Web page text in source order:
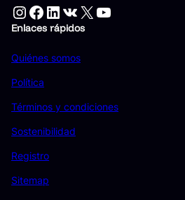
Instagram Facebook LinkedIn VK X YouTube
Enlaces rápidos
Quiénes somos
Política
Términos y condiciones
Sostenibilidad
Registro
Sitemap